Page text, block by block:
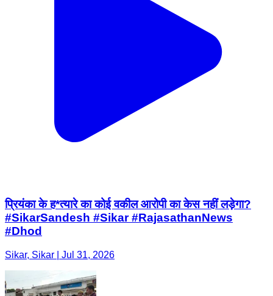
प्रियंका के ह*त्यारे का कोई वकील आरोपी का केस नहीं लड़ेगा?